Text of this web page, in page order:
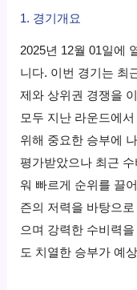
1. 경기개요
2025년 12월 01일에
니다. 이번 경기는 최
제와 상위권 경쟁을
모두 지난 라운드에
위해 중요한 승부에
평가받았으나 최근
워 빠르게 순위를 끌
즌의 저력을 바탕으
으며 강력한 수비력
도 치열한 승부가 예